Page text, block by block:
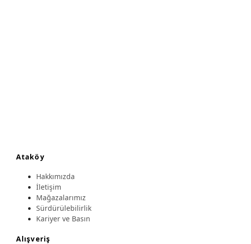
Ataköy
Hakkımızda
İletişim
Mağazalarımız
Sürdürülebilirlik
Kariyer ve Basın
Alışveriş